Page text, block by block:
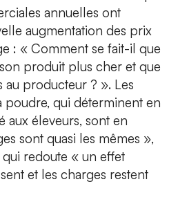
annuelles ont
augmentation des prix
: « Comment se fait-il que
produit plus cher et que
au producteur ? ». Les
qui déterminent en
aux éleveurs, sont en
sont quasi les mêmes »,
redoute « un effet
et les charges restent